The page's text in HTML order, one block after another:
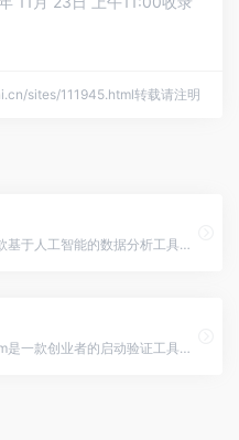
sites/111945.html转载请注明
WhyHive是一款基于人工智能的数据分析工具，可以快速分析电子表格和CSV文件中的文本数据，自动识别关键主题并生成可视化图表。，WhyHive官网入口网址
ValidatorAI.com是一款创业者的启动验证工具，通过人工智能技术为创业者提供即时帮助和反馈，帮助他们验证创业想法、制定计划和解决问题。，ValidatorAI官网入口网址